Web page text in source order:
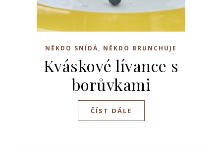
NĚKDO SNÍDÁ, NĚKDO BRUNCHUJE
Kváskové lívance s
borůvkami
ČÍST DÁLE